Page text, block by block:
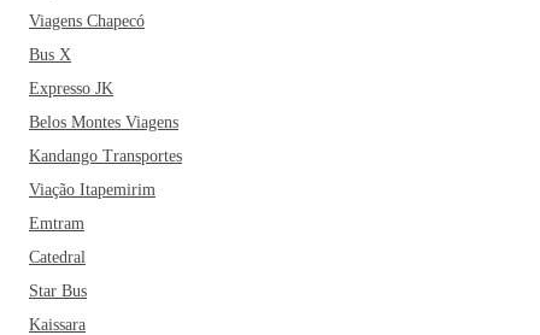
Viagens Chapecó
Bus X
Expresso JK
Belos Montes Viagens
Kandango Transportes
Viação Itapemirim
Emtram
Catedral
Star Bus
Kaissara